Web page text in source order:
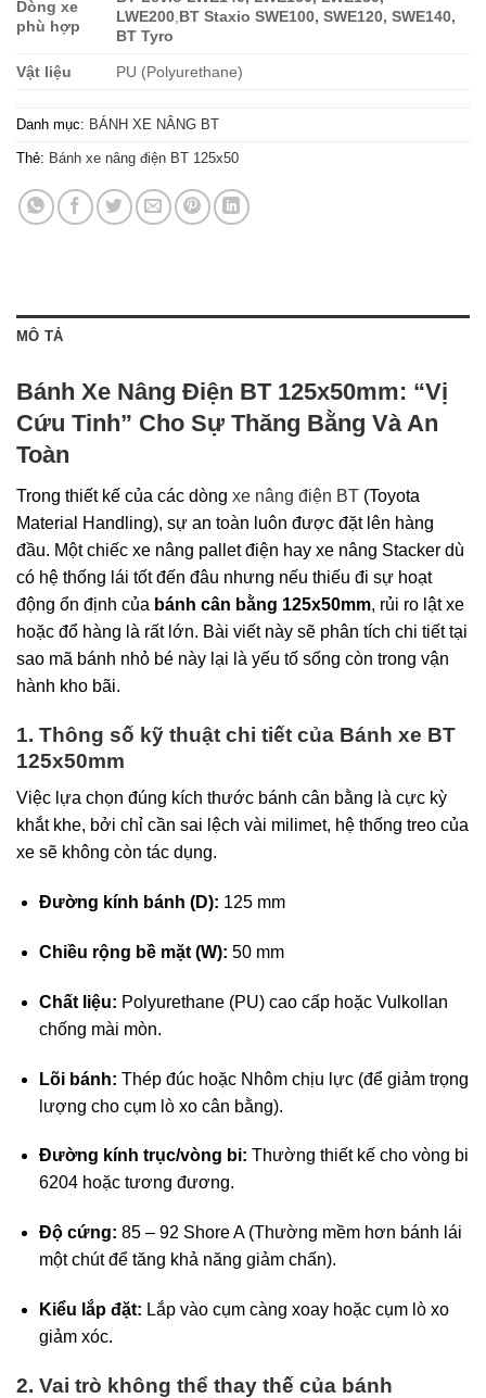
Dòng xe
phù hợp
LWE200 BT Staxio SWE100, SWE120, SWE140,
BT Tyro
Vật liệu PU (Polyurethane)
Danh mục: BÁNH XE NÂNG BT
Thẻ: Bánh xe nâng điện BT 125x50
MÔ TẢ
Bánh Xe Nâng Điện BT 125x50mm: “Vị
Cứu Tinh” Cho Sự Thăng Bằng Và An
Toàn
Trong thiết kế của các dòng xe nâng điện BT (Toyota
Material Handling), sự an toàn luôn được đặt lên hàng
đầu. Một chiếc xe nâng pallet điện hay xe nâng Stacker dù
có hệ thống lái tốt đến đâu nhưng nếu thiếu đi sự hoạt
động ổn định của bánh cân bằng 125x50mm, rủi ro lật xe
hoặc đổ hàng là rất lớn. Bài viết này sẽ phân tích chi tiết tại
sao mã bánh nhỏ bé này lại là yếu tố sống còn trong vận
hành kho bãi.
1. Thông số kỹ thuật chi tiết của Bánh xe BT
125x50mm
Việc lựa chọn đúng kích thước bánh cân bằng là cực kỳ
khắt khe, bởi chỉ cần sai lệch vài milimet, hệ thống treo của
xe sẽ không còn tác dụng.
Đường kính bánh (D): 125 mm
Chiều rộng bề mặt (W): 50 mm
Chất liệu: Polyurethane (PU) cao cấp hoặc Vulkollan
chống mài mòn.
Lõi bánh: Thép đúc hoặc Nhôm chịu lực (để giảm trọng
lượng cho cụm lò xo cân bằng).
Đường kính trục/vòng bi: Thường thiết kế cho vòng bi
6204 hoặc tương đương.
Độ cứng: 85 – 92 Shore A (Thường mềm hơn bánh lái
một chút để tăng khả năng giảm chấn).
Kiểu lắp đặt: Lắp vào cụm càng xoay hoặc cụm lò xo
giảm xóc.
2. Vai trò không thể thay thế của bánh